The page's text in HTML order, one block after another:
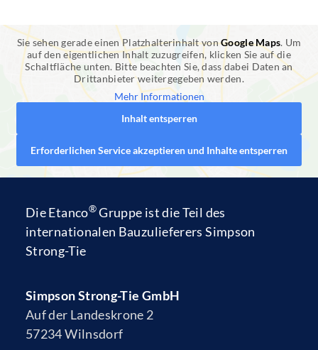
Sie sehen gerade einen Platzhalterinhalt vonGoogle Maps. Um
auf den eigentlichen Inhalt zuzugreifen, klicken Sie auf die
Schaltfläche unten. Bitte beachten Sie, dass dabei Daten an
Drittanbieter weitergegeben werden.
Mehr Informationen
Inhalt entsperren
Erforderlichen Service akzeptieren und Inhalte entsperren
DieEtanco®Gruppe ist die Teil des
internationalen BauzulieferersSimpson
Strong-Tie
Simpson Strong-Tie GmbH
Auf der Landeskrone 2
57234 Wilnsdorf